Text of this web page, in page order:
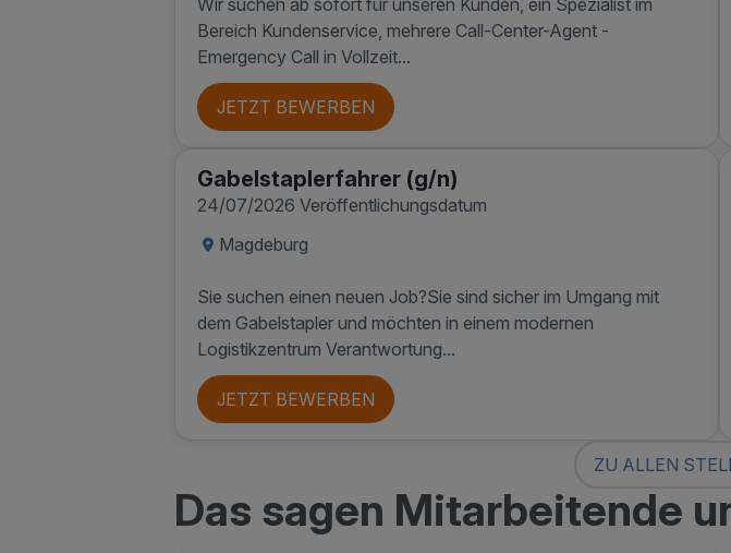
Wir suchen ab sofort für unseren Kunden, ein Spezialist im
Bereich Kundenservice, mehrere Call-Center-Agent -
Emergency Call in Vollzeit...
JETZT BEWERBEN
Gabelstaplerfahrer (g/n)
24/07/2026 Veröffentlichungsdatum
Magdeburg
Sie suchen einen neuen Job?Sie sind sicher im Umgang mit
dem Gabelstapler und möchten in einem modernen
Logistikzentrum Verantwortung...
JETZT BEWERBEN
ZU ALLEN
Das sagen Mitarbeitende